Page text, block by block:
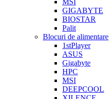
MSI
GIGABYTE
BIOSTAR
Palit
Blocuri de alimentare
1stPlayer
ASUS
Gigabyte
HPC
MSI
DEEPCOOL